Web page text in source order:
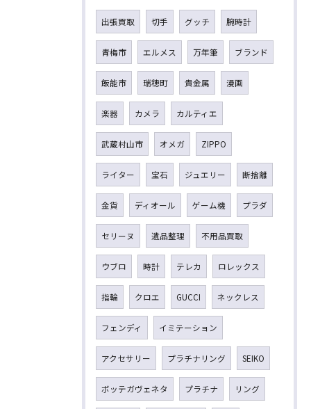
出張買取 切手 グッチ 腕時計
青梅市 エルメス 万年筆 ブランド
飯能市 瑞穂町 貴金属 漫画
楽器 カメラ カルティエ
武蔵村山市 オメガ ZIPPO
ライター 宝石 ジュエリー 断捨離
金貨 ディオール ゲーム機 プラダ
セリーヌ 遺品整理 不用品買取
ウブロ 時計 テレカ ロレックス
指輪 クロエ GUCCI ネックレス
フェンディ イミテーション
アクセサリー プラチナリング SEIKO
ボッテガヴェネタ プラチナ リング